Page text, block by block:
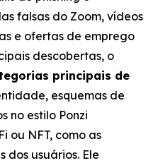
falsas do Zoom, vídeos
e ofertas de emprego
descobertas, o
principais de
esquemas de
no estilo Ponzi
ou NFT, como as
dos usuários. Ele